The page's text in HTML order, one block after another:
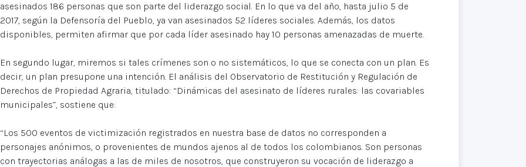
asesinados 186 personas que son parte del liderazgo social. En lo que va del año, hasta julio 5 de
2017, según la Defensoría del Pueblo, ya van asesinados 52 líderes sociales. Además, los datos
disponibles, permiten afirmar que por cada líder asesinado hay 10 personas amenazadas de muerte.
En segundo lugar, miremos si tales crímenes son o no sistemáticos, lo que se conecta con un plan. Es
decir, un plan presupone una intención. El análisis del Observatorio de Restitución y Regulación de
Derechos de Propiedad Agraria, titulado: “Dinámicas del asesinato de líderes rurales: las covariables
municipales”, sostiene que:
“Los 500 eventos de victimización registrados en nuestra base de datos no corresponden a
personajes anónimos, o provenientes de mundos ajenos al de todos los colombianos. Son personas
con trayectorias análogas a las de miles de nosotros, que construyeron su vocación de liderazgo a